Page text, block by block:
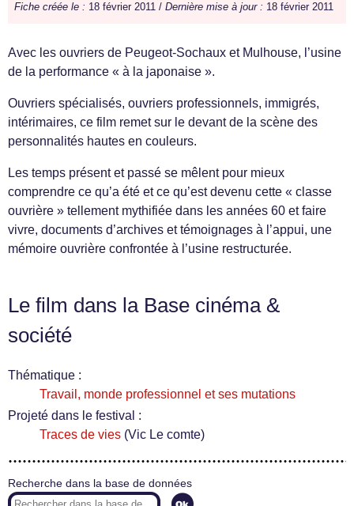
Fiche créée le : 18 février 2011 / Dernière mise à jour : 18 février 2011
Avec les ouvriers de Peugeot-Sochaux et Mulhouse, l’usine
de la performance « à la japonaise ».
Ouvriers spécialisés, ouvriers professionnels, immigrés,
intérimaires, ce film remet sur le devant de la scène des
personnalités hautes en couleurs.
Les temps présent et passé se mêlent pour mieux
comprendre ce qu’a été et ce qu’est devenu cette « classe
ouvrière » tellement mythifiée dans les années 60 et faire
vivre, documents d’archives et témoignages à l’appui, une
mémoire ouvrière confrontée à l’usine restructurée.
Le film dans la Base cinéma &
société
Thématique :
Travail, monde professionnel et ses mutations
Projeté dans le festival :
Traces de vies (Vic Le comte)
Recherche dans la base de données